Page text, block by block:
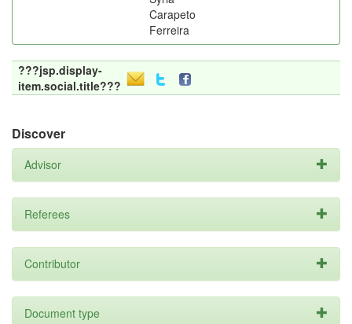
Carapeto
Ferreira
???jsp.display-
item.social.title???
Discover
Advisor
Referees
Contributor
Document type